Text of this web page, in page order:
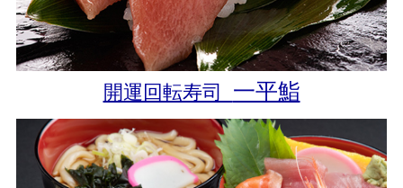
開運回転寿司 一平鮨